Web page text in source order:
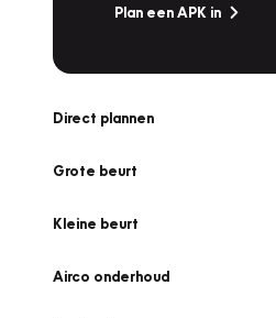
Plan een APK in
Direct plannen
Grote beurt
Kleine beurt
Airco onderhoud